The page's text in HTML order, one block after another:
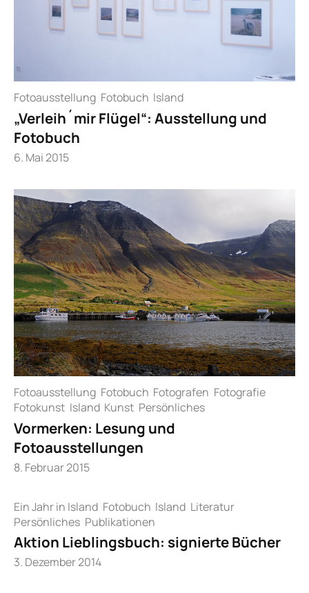
Fotoausstellung Fotobuch Island
„Verleih´mir Flügel“: Ausstellung und
Fotobuch
6. Mai 2015
Fotoausstellung Fotobuch Fotografen Fotografie
Fotokunst Island Kunst Persönliches
Vormerken: Lesung und
Fotoausstellungen
8. Februar 2015
Ein Jahr in Island Fotobuch Island Literatur
Persönliches Publikationen
Aktion Lieblingsbuch: signierte Bücher
3. Dezember 2014